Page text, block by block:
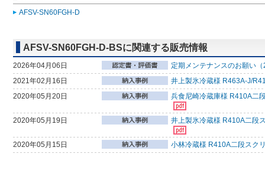
AFSV-SN60FGH-D
AFSV-SN60FGH-D-BSに関連する販売情報
2026年04月06日
定期メンテナンスのお願い
2021年02月16日
井上製氷冷蔵様 R463A-J/
2020年05月20日
兵食尼崎冷蔵庫様 R410A二
2020年05月19日 井上製氷冷蔵様 R410A二段
2020年05月15日 小林冷蔵様 R410A二段スク